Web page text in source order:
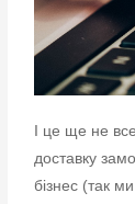
І це ще не
доставку
бізнес (так